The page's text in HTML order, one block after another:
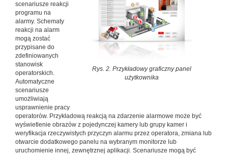
Rys. 2. Przykładowy graficzny panel
użytkownika
scenariusze reakcji
programu na
alarmy. Schematy
reakcji na alarm
mogą zostać
przypisane do
zdefiniowanych
stanowisk
operatorskich.
Automatyczne
scenariusze
umożliwiają
usprawnienie pracy
operatorów. Przykładową reakcją na zdarzenie alarmowe może być
wyświetlenie obrazów z pojedynczej kamery lub grupy kamer i
weryfikacja rzeczywistych przyczyn alarmu przez operatora, zmiana lub
otwarcie dodatkowego panelu na wybranym monitorze lub
uruchomienie innej, zewnętrznej aplikacji. Scenariusze mogą być